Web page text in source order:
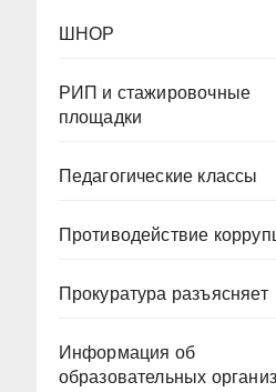
ШНОР
РИП и стажировочные
площадки
Педагогические классы
Противодействие
Прокуратура разъясняет
Информация об
образовательных